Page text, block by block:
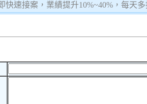
快速接案，業績提升10%~40%，每天